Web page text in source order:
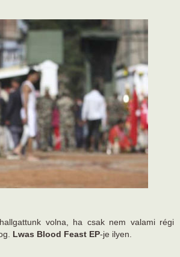
volna, ha csak nem valami régi
Lwas Blood Feast EP-je ilyen.